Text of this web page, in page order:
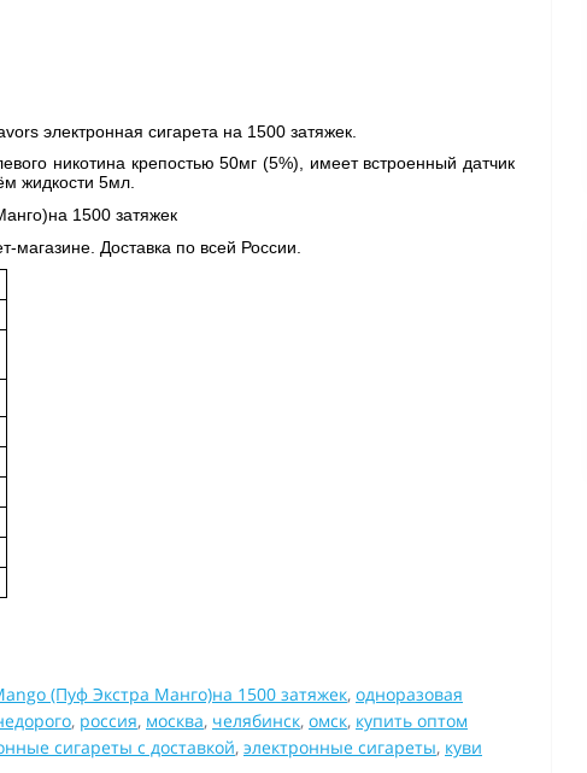
электронная сигарета на 1500 затяжек.
никотина крепостью 50мг (5%), имеет встроенный датчик
жидкости 5мл.
1500 затяжек
Доставка по всей России.
(Пуф Экстра Манго)на 1500 затяжек, одноразовая
, россия, москва, челябинск, омск, купить оптом
сигареты с доставкой, электронные сигареты, куви